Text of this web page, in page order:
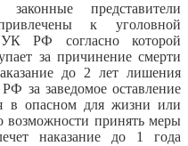
представители
к уголовной
РФ согласно которой
за причинение смерти
до 2 лет лишения
за заведомое оставление
в опасном для жизни или
возможности принять меры
наказание до 1 года